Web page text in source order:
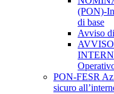
(PON)-
di base
Avviso
PON-FESR
sicuro